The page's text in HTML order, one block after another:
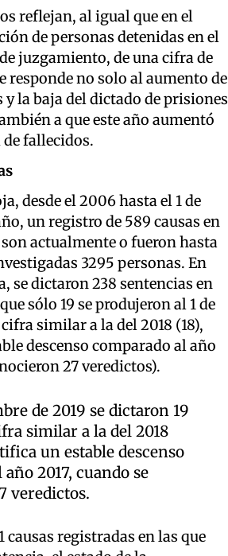
reflejan, al igual que en el
de personas detenidas en el
juzgamiento, de una cifra de
responde no solo al aumento de
y la baja del dictado de prisiones
a que este año aumentó
fallecidos.
desde el 2006 hasta el 1 de
un registro de 589 causas en
actualmente o fueron hasta
3295 personas. En
se dictaron 238 sentencias en
sólo 19 se produjeron al 1 de
similar a la del 2018 (18),
descenso comparado al año
27 veredictos).
de 2019 se dictaron 19
similar a la del 2018
un estable descenso
2017, cuando se
veredictos.
causas registradas en las que